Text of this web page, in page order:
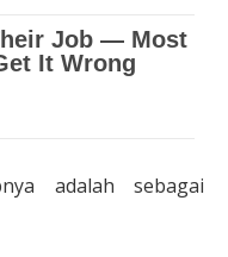
adalah sebagai